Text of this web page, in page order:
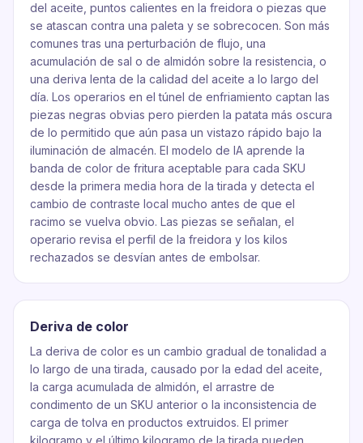
del aceite, puntos calientes en la freidora o piezas que
se atascan contra una paleta y se sobrecocen. Son más
comunes tras una perturbación de flujo, una
acumulación de sal o de almidón sobre la resistencia, o
una deriva lenta de la calidad del aceite a lo largo del
día. Los operarios en el túnel de enfriamiento captan las
piezas negras obvias pero pierden la patata más oscura
de lo permitido que aún pasa un vistazo rápido bajo la
iluminación de almacén. El modelo de IA aprende la
banda de color de fritura aceptable para cada SKU
desde la primera media hora de la tirada y detecta el
cambio de contraste local mucho antes de que el
racimo se vuelva obvio. Las piezas se señalan, el
operario revisa el perfil de la freidora y los kilos
rechazados se desvían antes de embolsar.
Deriva de color
La deriva de color es un cambio gradual de tonalidad a
lo largo de una tirada, causado por la edad del aceite,
la carga acumulada de almidón, el arrastre de
condimento de un SKU anterior o la inconsistencia de
carga de tolva en productos extruidos. El primer
kilogramo y el último kilogramo de la tirada pueden